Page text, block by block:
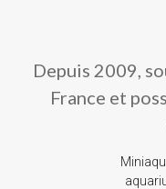
Depuis 2009,
France et